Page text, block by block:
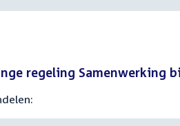
regeling Samenwerking